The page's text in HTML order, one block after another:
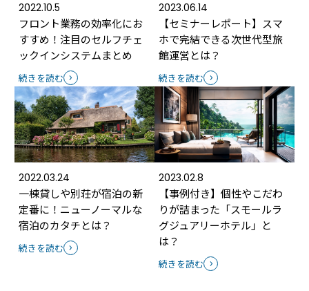
2022.10.5
フロント業務の効率化にお
すすめ！注目のセルフチェ
ックインシステムまとめ
続きを読む
2023.06.14
【セミナーレポート】スマ
ホで完結できる次世代型旅
館運営とは？
続きを読む
2022.03.24
一棟貸しや別荘が宿泊の新
定番に！ニューノーマルな
宿泊のカタチとは？
続きを読む
2023.02.8
【事例付き】個性やこだわ
りが詰まった「スモールラ
グジュアリーホテル」と
は？
続きを読む